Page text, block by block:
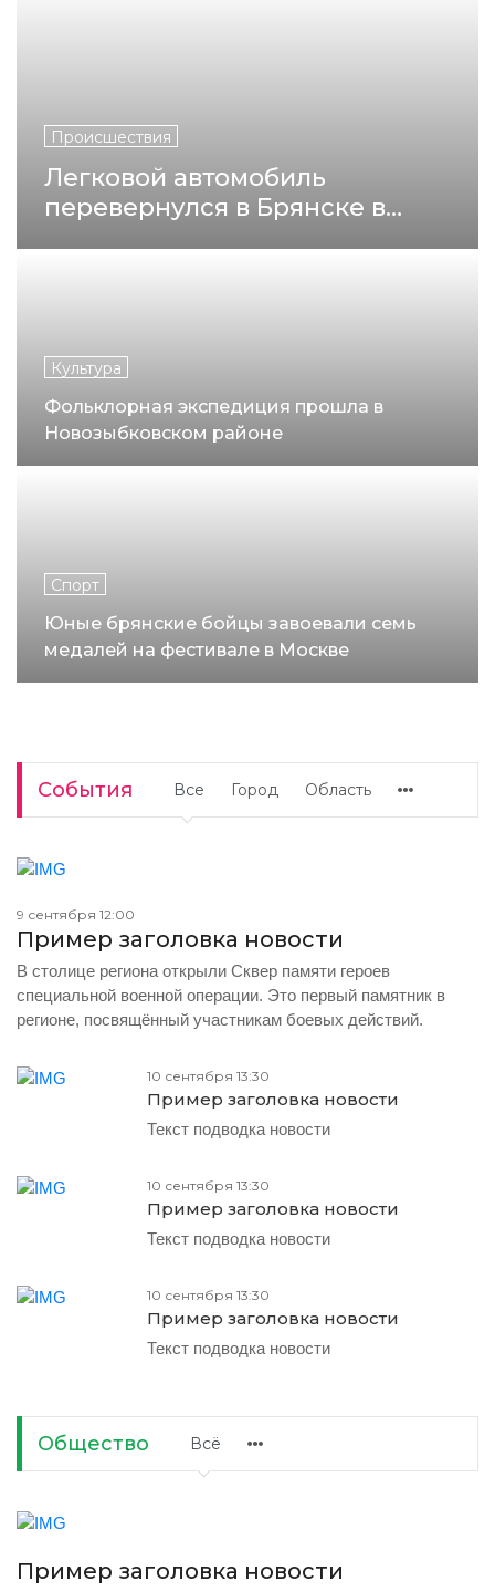
Происшествия
Легковой автомобиль
перевернулся в Брянске в
Культура
Фольклорная экспедиция прошла в
Новозыбковском районе
Спорт
Юные брянские бойцы завоевали семь
медалей на фестивале в Москве
События Все Город Область
9 сентября 12:00
Пример заголовка новости
В столице региона открыли Сквер памяти героев
специальной военной операции. Это первый памятник в
регионе, посвящённый участникам боевых действий.
10 сентября 13:30
Пример заголовка новости
Текст подводка новости
10 сентября 13:30
Пример заголовка новости
Текст подводка новости
10 сентября 13:30
Пример заголовка новости
Текст подводка новости
Общество Всё
Пример заголовка новости